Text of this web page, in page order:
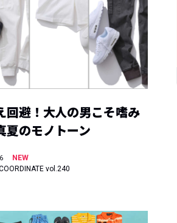
回避！大人の男こそ嗜み
夏のモノトーン
NEW
vol.240